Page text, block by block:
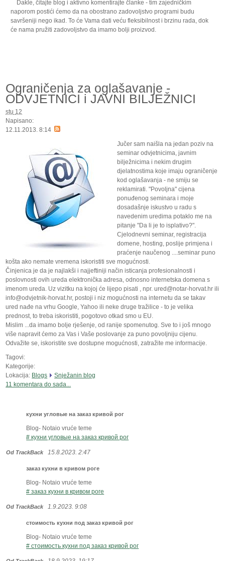
Dakle, čitajte blog i aktivno komentirajte članke - tim zajedničkim
naporom postići ćemo da na obostrano zadovoljstvo programi budu
savršeniji nego ikad. To će Vama dati veću fleksibilnost i brzinu rada, dok
će nama pružiti zadovoljstvo da imamo bolji proizvod.
Ograničenja za oglašavanje -
ODVJETNICI i JAVNI BILJEŽNICI
stu 12
Napisano:
12.11.2013. 8:14
Jučer sam naišla na jedan poziv na
seminar odvjetnicima, javnim
bilježnicima i nekim drugim
djelatnostima koje imaju ograničenje
kod oglašavanja - ne smiju se
reklamirati. "Povoljna" cijena
ponuđenog seminara i moje
dosadašnje iskustvo u radu s
navedenim uredima potaklo me na
pitanje "Da li je to isplativo?".
Cjelodnevni seminar, registracija
domene, hosting, poslije primjena i
praćenje naučenog ....seminar puno
košta ako nemate vremena iskoristiti sve mogućnosti.
Činjenica je da je najlakši i najjeftiniji način isticanja profesionalnosti i
poslovnosti ovih ureda elektronička adresa, odnosno internetska domena s
imenom ureda. Uz vizitku na kojoj će lijepo pisati , npr. ured@notar-horvat.hr ili
info@odvjetnik-horvat.hr, postoji i niz mogućnosti na internetu da se takav
ured nađe na vrhu Google, Yahoo ili neke druge tražilice - to je velika
prednost, to treba iskoristiti, pogotovo otkad smo u EU.
Mislim ...da imamo bolje rješenje, od ranije spomenutog. Sve to i još mnogo
više napravit ćemo za Vas i Vaše poslovanje za puno povoljniju cijenu.
Odvažite se, iskoristite sve dostupne mogućnosti, zatražite me informacije.
Tagovi:
Kategorije:
Lokacija: Blogs
Snježanin blog
11 komentara do sada...
кухни угловые на заказ кривой рог
Blog- Notaio vruće teme
# кухни угловые на заказ кривой рог
Od TrackBack 15.8.2023. 2:47
заказ кухни в кривом роге
Blog- Notaio vruće teme
# заказ кухни в кривом роге
Od TrackBack 1.9.2023. 9:08
стоимость кухни под заказ кривой рог
Blog- Notaio vruće teme
# стоимость кухни под заказ кривой рог